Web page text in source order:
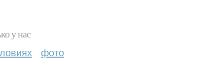
у нас
фото